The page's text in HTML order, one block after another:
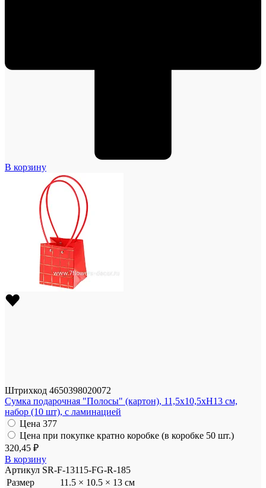
В корзину
Штрихкод 4650398020072
Сумка подарочная "Полосы" (картон), 11,5x10,5xH13 см,
набор (10 шт), с ламинацией
Цена 377
Цена при покупке кратно коробке (в коробке 50 шт.)
320,45 ₽
В корзину
Артикул SR-F-13115-FG-R-185
Размер
11.5 × 10.5 × 13 см